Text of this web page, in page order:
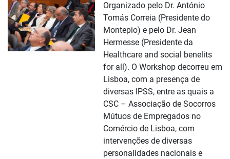
Organizado pelo Dr. António
Tomás Correia (Presidente do
Montepio) e pelo Dr. Jean
Hermesse (Presidente da
Healthcare and social benelits
for all). O Workshop decorreu em
Lisboa, com a presença de
diversas IPSS, entre as quais a
CSC – Associação de Socorros
Mútuos de Empregados no
Comércio de Lisboa, com
intervenções de diversas
personalidades nacionais e